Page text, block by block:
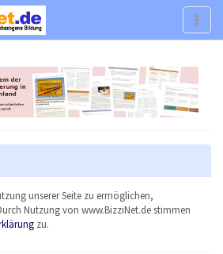
unserer Seite zu ermöglichen,
Nutzung von www.BizziNet.de stimmen
zu.